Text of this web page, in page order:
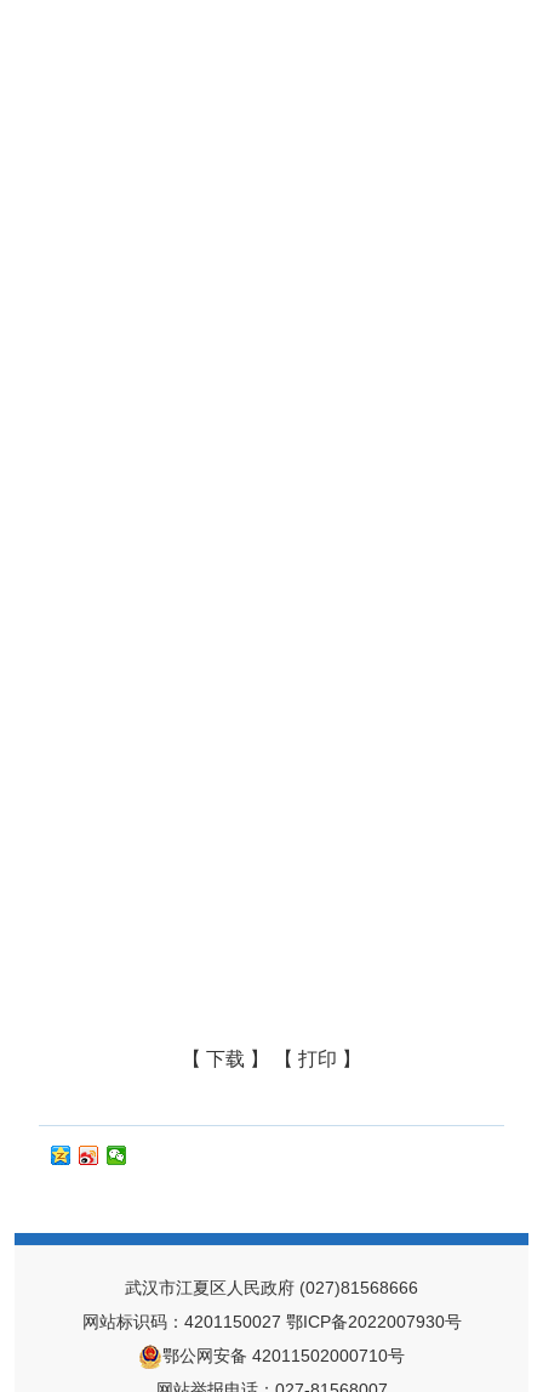
【 下载 】 【 打印 】
武汉市江夏区人民政府 (027)81568666
网站标识码：4201150027 鄂ICP备2022007930号
鄂公网安备 42011502000710号